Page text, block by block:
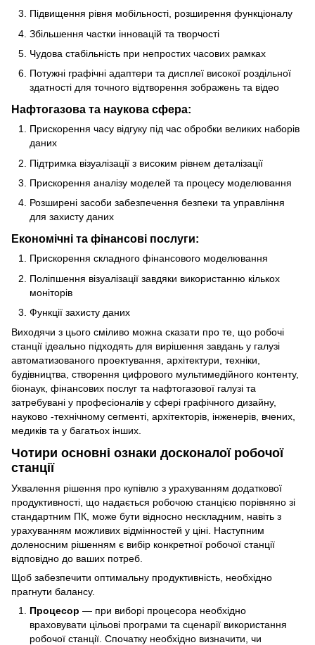
Підвищення рівня мобільності, розширення функціоналу
Збільшення частки інновацій та творчості
Чудова стабільність при непростих часових рамках
Потужні графічні адаптери та дисплеї високої роздільної
здатності для точного відтворення зображень та відео
Нафтогазова та наукова сфера:
Прискорення часу відгуку під час обробки великих наборів
даних
Підтримка візуалізації з високим рівнем деталізації
Прискорення аналізу моделей та процесу моделювання
Розширені засоби забезпечення безпеки та управління
для захисту даних
Економічні та фінансові послуги:
Прискорення складного фінансового моделювання
Поліпшення візуалізації завдяки використанню кількох
моніторів
Функції захисту даних
Виходячи з цього сміливо можна сказати про те, що робочі
станції ідеально підходять для вирішення завдань у галузі
автоматизованого проектування, архітектури, техніки,
будівництва, створення цифрового мультимедійного контенту,
біонаук, фінансових послуг та нафтогазової галузі та
затребувані у професіоналів у сфері графічного дизайну,
науково -технічному сегменті, архітекторів, інженерів, вчених,
медиків та у багатьох інших.
Чотири основні ознаки досконалої робочої
станції
Ухвалення рішення про купівлю з урахуванням додаткової
продуктивності, що надається робочою станцією порівняно зі
стандартним ПК, може бути відносно нескладним, навіть з
урахуванням можливих відмінностей у ціні. Наступним
доленосним рішенням є вибір конкретної робочої станції
відповідно до ваших потреб.
Щоб забезпечити оптимальну продуктивність, необхідно
прагнути балансу.
Процесор — при виборі процесора необхідно
враховувати цільові програми та сценарії використання
робочої станції. Спочатку необхідно визначити, чи